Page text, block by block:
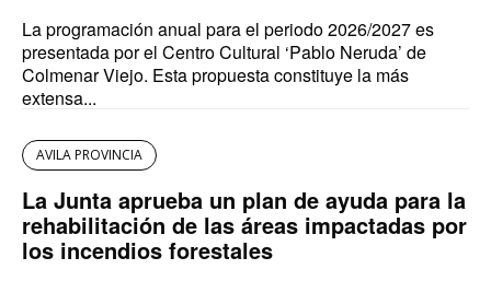
La programación anual para el periodo 2026/2027 es
presentada por el Centro Cultural ‘Pablo Neruda’ de
Colmenar Viejo. Esta propuesta constituye la más
extensa...
AVILA PROVINCIA
La Junta aprueba un plan de ayuda para la
rehabilitación de las áreas impactadas por
los incendios forestales